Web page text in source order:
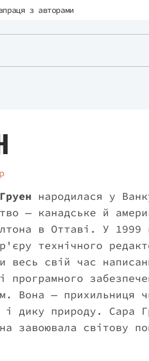
з авторами
народилася у
— канадське й
в Оттаві. У
технічного
весь свій час
програмного
Вона — прихильниця
і дику природу. Сара
завоювала світову